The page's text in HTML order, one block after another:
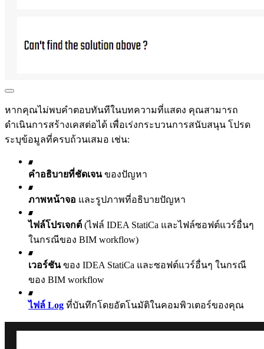
หากคุณไม่พบคำตอบทันทีในบทความที่แสดง คุณสามารถ
ดำเนินการสร้างเคสต่อได้ เพื่อเร่งกระบวนการสนับสนุน โปรด
ระบุข้อมูลที่ครบถ้วนเสมอ เช่น:
คำอธิบายที่ชัดเจนของปัญหา
ภาพหน้าจอ และรูปภาพที่อธิบายปัญหา
ไฟล์โปรเจกต์ (ไฟล์ IDEA StatiCa และไฟล์ซอฟต์แวร์อื่นๆ
ในกรณีของ BIM workflow)
เวอร์ชันของ IDEA StatiCa และซอฟต์แวร์อื่นๆ ในกรณี
ของ BIM workflow
ไฟล์ Log ที่บันทึกโดยอัตโนมัติในคอมพิวเตอร์ของคุณ